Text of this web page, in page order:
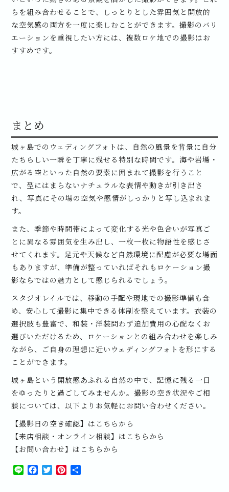
らを組み合わせることで、しっとりとした雰囲気と開放的
な空気感の両方を一度に楽しむことができます。撮影のバリ
エーションを重視したい方には、複数ロケ地での撮影はお
すすめです。
まとめ
城ヶ島でのウェディングフォトは、自然の風景を背景に自分
たちらしい一瞬を丁寧に残せる特別な時間です。海や岩場・
広がる空といった自然の要素に囲まれて撮影を行うこと
で、型にはまらないナチュラルな表情や動きが引き出さ
れ、写真にその場の空気や感情がしっかりと写し込まれま
す。
また、季節や時間帯によって変化する光や色合いが写真ご
とに異なる雰囲気を生み出し、一枚一枚に物語性を感じさ
せてくれます。足元や天候など自然環境に配慮が必要な場面
もありますが、準備が整っていればそれもロケーション撮
影ならではの魅力として感じられるでしょう。
スタジオレイルでは、移動の手配や現地での撮影準備も含
め、安心して撮影に集中できる体制を整えています。衣装の
選択肢も豊富で、和装・洋装問わず追加費用の心配なくお
選びいただけるため、ロケーションとの組み合わせを楽しみ
ながら、ご自身の理想に近いウェディングフォトを形にする
ことができます。
城ヶ島という開放感あふれる自然の中で、記憶に残る一日
をゆったりと過ごしてみませんか。撮影の空き状況やご相
談については、以下よりお気軽にお問い合わせください。
【撮影日の空き確認】はこちらから
【来店相談・オンライン相談】はこちらから
【お問い合わせ】はこちらから
LineFacebook
TwitterPinterest
共